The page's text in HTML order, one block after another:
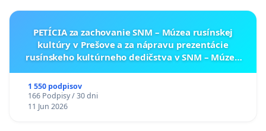
PETÍCIA za zachovanie SNM – Múzea rusínskej
kultúry v Prešove a za nápravu prezentácie
rusínskeho kultúrneho dedičstva v SNM – Múzeu
1 550 podpisov
166 Podpisy / 30 dni
11 Jun 2026